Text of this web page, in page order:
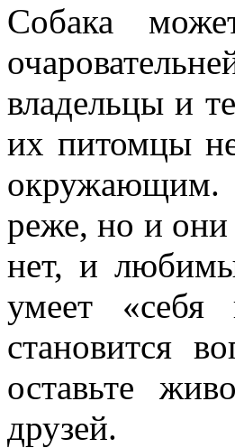
Собака
владельцы и
их питомцы
окружающим.
реже, но и
нет, и
умеет «себя
становится
оставьте
друзей.